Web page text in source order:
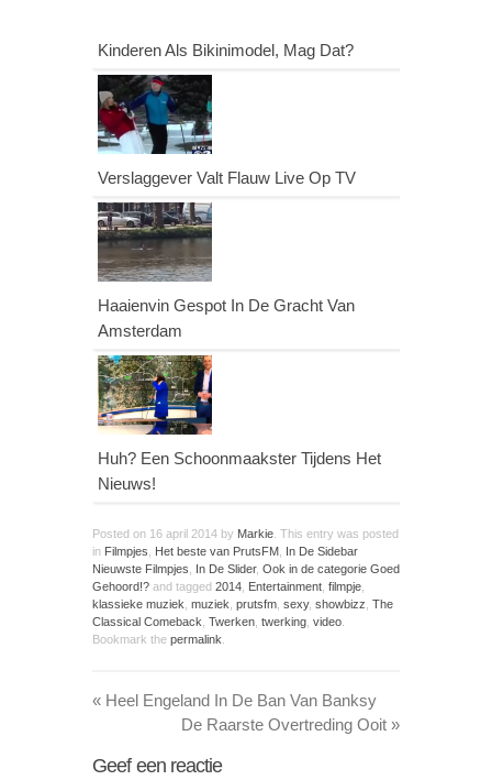
Kinderen Als Bikinimodel, Mag Dat?
Verslaggever Valt Flauw Live Op TV
Haaienvin Gespot In De Gracht Van
Amsterdam
Huh? Een Schoonmaakster Tijdens Het
Nieuws!
Posted on 16 april 2014 by Markie . This entry was posted
in Filmpjes Het beste van PrutsFM In De Sidebar
Nieuwste Filmpjes
In De Slider, Ook in de categorie Goed
Gehoord!? and tagged 2014 Entertainment filmpje
klassieke muziek muziek prutsfm sexy, showbizz The
Classical Comeback Twerken twerking video
Bookmark the permalink
« Heel Engeland In De Ban Van Banksy
De Raarste Overtreding Ooit »
Geef een reactie